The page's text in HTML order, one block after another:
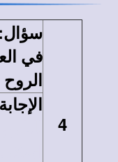
4
سؤال:
في
الإجابة